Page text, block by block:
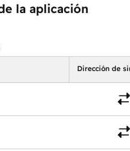
la aplicación
Dirección de